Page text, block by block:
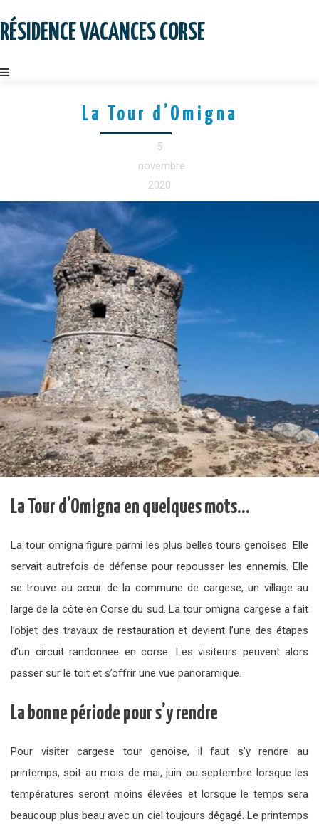
toRÉSIDENCE VACANCES CORSE
La Tour d’Omigna
5
novembre
2020
La Tour d’Omigna en quelques mots…
La tour omigna figure parmi les plus belles tours genoises. Elle
servait autrefois de défense pour repousser les ennemis. Elle
se trouve au cœur de la commune de cargese, un village au
large de la côte en Corse du sud. La tour omigna cargese a fait
l’objet des travaux de restauration et devient l’une des étapes
d’un circuit randonnee en corse. Les visiteurs peuvent alors
passer sur le toit et s’offrir une vue panoramique.
La bonne période pour s’y rendre
Pour visiter cargese tour genoise, il faut s’y rendre au
printemps, soit au mois de mai, juin ou septembre lorsque les
températures seront moins élevées et lorsque le temps sera
beaucoup plus beau avec un ciel toujours dégagé. Le printemps